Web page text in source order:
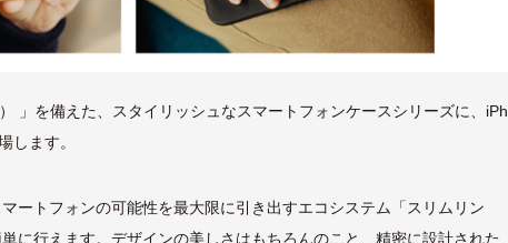
」を備えた、スタイリッシュなスマートフォンケースシリーズに、iPh
します。
ートフォンの可能性を最大限に引き出すエコシステム「スリムリン
に行えます。デザインの美しさはもちろんのこと、精密に設計された